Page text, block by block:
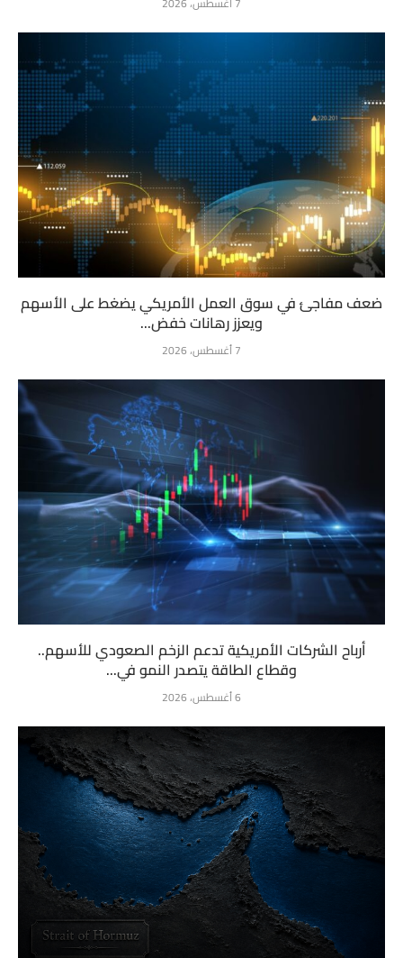
ضعف مفاجئ في سوق العمل الأمريكي يضغط على الأسهم
ويعزز رهانات خفض...
7 أغسطس، 2026
أرباح الشركات الأمريكية تدعم الزخم الصعودي للأسهم..
وقطاع الطاقة يتصدر النمو في...
6 أغسطس، 2026